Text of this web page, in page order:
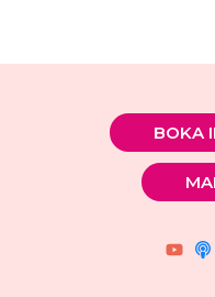
BOKA